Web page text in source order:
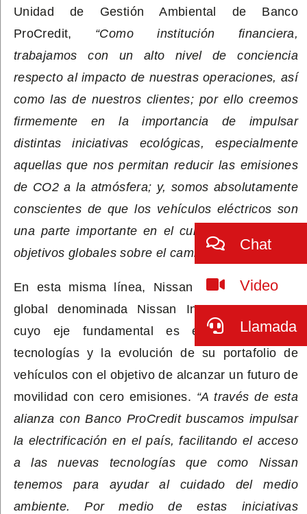
Unidad de Gestión Ambiental de Banco
ProCredit, “Como institución financiera,
trabajamos con un alto nivel de conciencia
respecto al impacto de nuestras operaciones, así
como las de nuestros clientes; por ello creemos
firmemente en la importancia de impulsar
distintas iniciativas ecológicas, especialmente
aquellas que nos permitan reducir las emisiones
de CO2 a la atmósfera; y, somos absolutamente
conscientes de que los vehículos eléctricos son
una parte importante en el cumplimiento de los
objetivos globales sobre el cambio climático”
En esta misma línea, Nissan tiene una visión
global denominada Nissan Intelligent Mobility,
cuyo eje fundamental es el desarrollo de
tecnologías y la evolución de su portafolio de
vehículos con el objetivo de alcanzar un futuro de
movilidad con cero emisiones. “A través de esta
alianza con Banco ProCredit buscamos impulsar
la electrificación en el país, facilitando el acceso
a las nuevas tecnologías que como Nissan
tenemos para ayudar al cuidado del medio
ambiente. Por medio de estas iniciativas
Chat
Video
Llamada